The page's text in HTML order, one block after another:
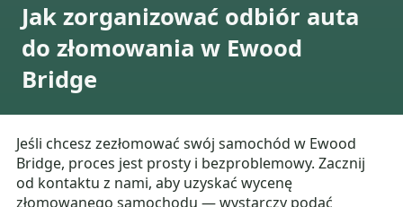
Jak zorganizować odbiór auta
do złomowania w Ewood
Bridge
Jeśli chcesz zezłomować swój samochód w Ewood
Bridge, proces jest prosty i bezproblemowy. Zacznij
od kontaktu z nami, aby uzyskać wycenę
złomowanego samochodu — wystarczy podać